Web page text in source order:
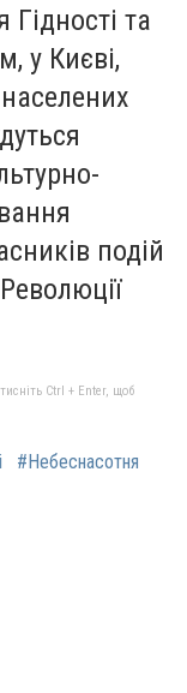
та
у Києві,
подій
Ctrl + Enter, щоб
#Небеснасотня